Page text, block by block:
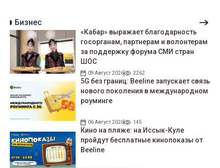
Бизнес
«Кабар» выражает благодарность
госорганам, партнерам и волонтерам
за поддержку форума СМИ стран
ШОС
09 Август 2026 2262
5G без границ: Beeline запускает связь
нового поколения в международном
роуминге
06 Август 2026 145
Кино на пляже: на Иссык-Куле
пройдут беcплатные кинопоказы от
Beeline